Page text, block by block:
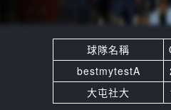
球隊名稱
bestmytestA
大屯社大